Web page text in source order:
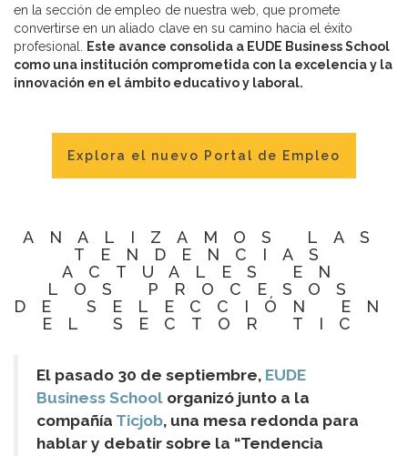
en la sección de empleo de nuestra web, que promete
convertirse en un aliado clave en su camino hacia el éxito
profesional.
Este avance consolida a EUDE Business School
como una institución comprometida con la excelencia y la
innovación en el ámbito educativo y laboral.
Explora el nuevo Portal de Empleo
ANALIZAMOS LAS
TENDENCIAS
ACTUALES EN
LOS PROCESOS
DE SELECCIÓN EN
EL SECTOR TIC
El pasado 30 de septiembre, EUDE
Business School organizó junto a la
compañía Ticjob, una mesa redonda para
hablar y debatir sobre la “Tendencia